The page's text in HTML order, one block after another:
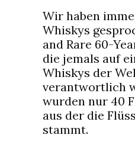
Wir haben
Whiskys
and Rare 60-
die jemals auf
Whiskys der
verantwortlich
wurden nur 40
aus der die
stammt.